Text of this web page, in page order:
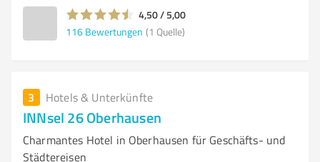
4,50 / 5,00
116 Bewertungen (1 Quelle)
3 Hotels & Unterkünfte
INNsel 26 Oberhausen
Charmantes Hotel in Oberhausen für Geschäfts- und
Städtereisen